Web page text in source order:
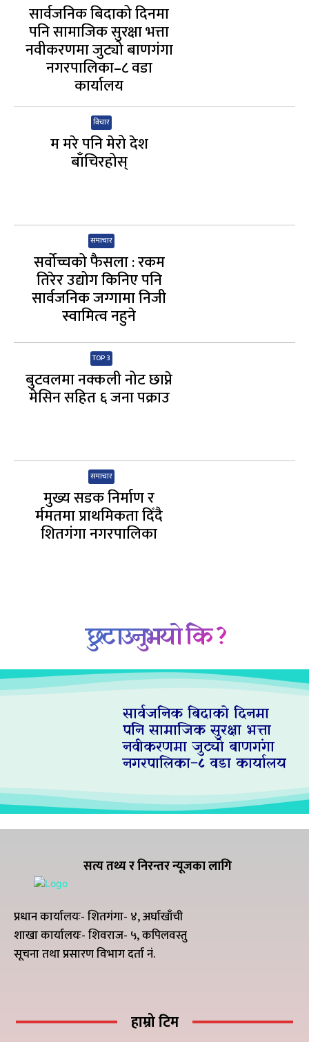
सार्वजनिक बिदाको दिनमा
पनि सामाजिक सुरक्षा भत्ता
नवीकरणमा जुट्यो बाणगंगा
नगरपालिका–८ वडा
कार्यालय
विचार
म मरे पनि मेरो देश
बाँचिरहोस्
समाचार
सर्वोच्चको फैसला : रकम
तिरेर उद्योग किनिए पनि
सार्वजनिक जग्गामा निजी
स्वामित्व नहुने
TOP 3
बुटवलमा नक्कली नोट छाप्ने
मेसिन सहित ६ जना पक्राउ
समाचार
मुख्य सडक निर्माण र
र्ममतमा प्राथमिकता दिँदै
शितगंगा नगरपालिका
छुटाउनुभयो कि ?
सार्वजनिक बिदाको दिनमा
पनि सामाजिक सुरक्षा भत्ता
नवीकरणमा जुट्यो बाणगंगा
नगरपालिका–८ वडा कार्यालय
सत्य तथ्य र निरन्तर न्यूजका लागि
प्रधान कार्यालयः- शितगंगा- ४, अर्घाखाँची
शाखा कार्यालयः- शिवराज- ५, कपिलवस्तु
सूचना तथा प्रसारण विभाग दर्ता नं.
हाम्रो टिम